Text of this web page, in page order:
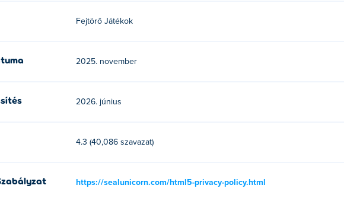
számítógépen és mobileszközökön, például telefonokon és táblagépeken.
Fejtörő Játékok
2025. november
2026. június
4.3 (40,086 szavazat)
https://sealunicorn.com/html5-privacy-policy.html